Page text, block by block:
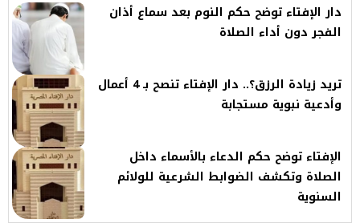
دار الإفتاء توضح حكم النوم بعد سماع أذان
الفجر دون أداء الصلاة
تريد زيادة الرزق؟.. دار الإفتاء تنصح بـ 4 أعمال
وأدعية نبوية مستجابة
الإفتاء توضح حكم الدعاء بالأسماء داخل
الصلاة وتكشف الضوابط الشرعية للولائم
السنوية